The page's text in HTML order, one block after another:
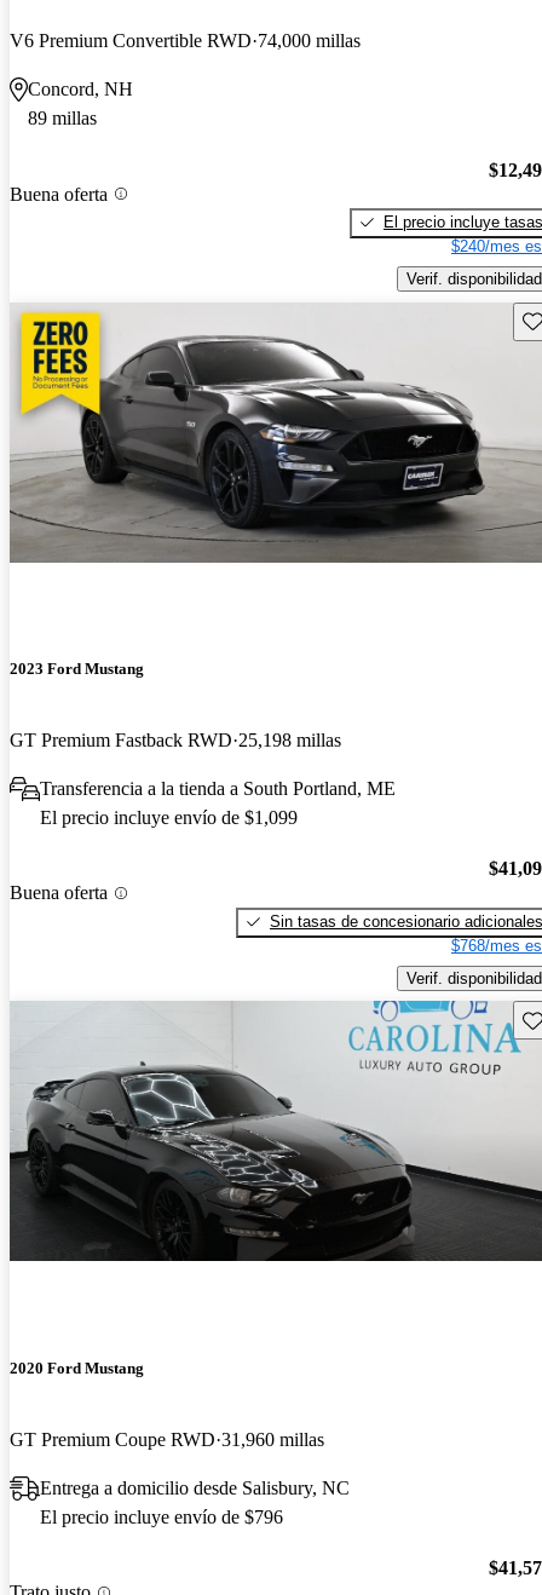
V6 Premium Convertible RWD 74,000 millas
Concord, NH
89 millas
Buena oferta
El precio incluye tasas
$240/mes
Verif. disponibilidad
2023 Ford Mustang
GT Premium Fastback RWD 25,198 millas
Transferencia a la tienda a South Portland, ME
El precio incluye envío de $1,099
Buena oferta
Sin tasas de concesionario adicionales
$768/mes
Verif. disponibilidad
2020 Ford Mustang
GT Premium Coupe RWD 31,960 millas
Entrega a domicilio desde Salisbury, NC
El precio incluye envío de $796